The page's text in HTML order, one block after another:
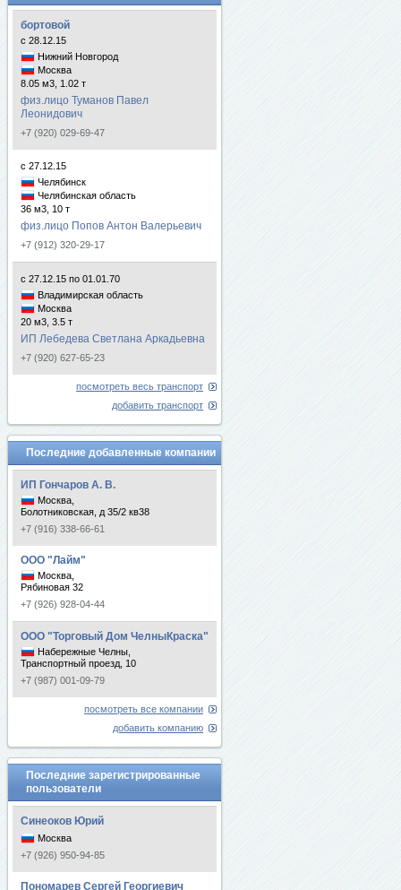
бортовой
с 28.12.15
Нижний Новгород
Москва
8.05 м3, 1.02 т
физ.лицо Туманов Павел
Леонидович
+7 (920) 029-69-47
с 27.12.15
Челябинск
Челябинская область
36 м3, 10 т
физ.лицо Попов Антон Валерьевич
+7 (912) 320-29-17
с 27.12.15 по 01.01.70
Владимирская область
Москва
20 м3, 3.5 т
ИП Лебедева Светлана Аркадьевна
+7 (920) 627-65-23
посмотреть весь транспорт
добавить транспорт
Последние добавленные компании
ИП Гончаров А. В.
Москва,
Болотниковская, д 35/2 кв38
+7 (916) 338-66-61
ООО "Лайм"
Москва,
Рябиновая 32
+7 (926) 928-04-44
ООО "Торговый Дом ЧелныКраска"
Набережные Челны,
Транспортный проезд, 10
+7 (987) 001-09-79
посмотреть все компании
добавить компанию
Последние зарегистрированные
пользователи
Синеоков Юрий
Москва
+7 (926) 950-94-85
Пономарев Сергей Георгиевич